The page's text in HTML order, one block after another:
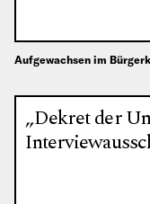
Aufgewachsen im
„Dekret der